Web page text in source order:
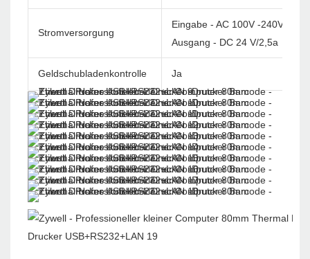
Stromversorgung
Eingabe - AC 100V -240V/60
Ausgang - DC 24 V/2,5a
Geldschubladenkontrolle Ja